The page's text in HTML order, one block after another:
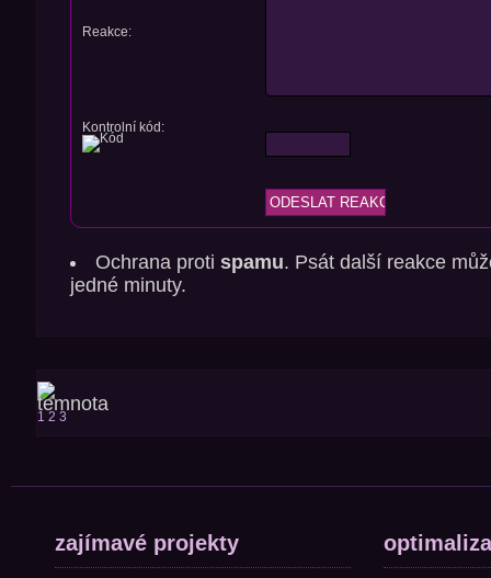
Reakce:
Kontrolní kód:
Ochrana protispamu. Psát další reakce
jedné minuty.
1 2 3
zajímavé projekty